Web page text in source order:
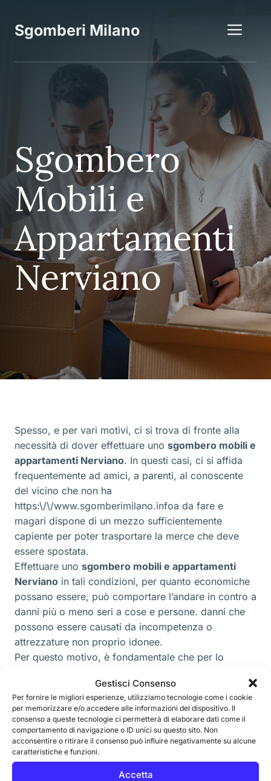
Gestisci Consenso
Per fornire le migliori esperienze, utilizziamo tecnologie come i cookie
per memorizzare e/o accedere alle informazioni del dispositivo. Il
consenso a queste tecnologie ci permetterà di elaborare dati come il
comportamento di navigazione o ID unici su questo sito. Non
acconsentire o ritirare il consenso può influire negativamente su alcune
caratteristiche e funzioni.
Accetta
contenuto
Sgomberi Milano
Sgombero
Mobili e
Appartamenti
Nerviano
Spesso, e per vari motivi, ci si trova di fronte alla
necessità di dover effettuare uno sgombero mobili e
appartamenti Nerviano. In questi casi, ci si affida
frequentemente ad amici, a parenti, al conoscente
del vicino che non ha
https:\/\/www.sgomberimilano.infoa da fare e
magari dispone di un mezzo sufficientemente
capiente per poter trasportare la merce che deve
essere spostata.
Effettuare uno sgombero mobili e appartamenti
Nerviano in tali condizioni, per quanto economiche
possano essere, può comportare l’andare in contro a
danni più o meno seri a cose e persone. danni che
possono essere causati da incompetenza o
attrezzature non proprio idonee.
Per questo motivo, è fondamentale che per lo
affidi sempre ad un’azienda specializzata come
“SGOMBERI_MILANO” che, supportata con
un’organizzazione di tipo professionale e
avvalendosi di mezzi sicuri, sarà in grado effettuare
qualsiasi tipo di sgombero, garantendo un servizio
completo e qualificato.